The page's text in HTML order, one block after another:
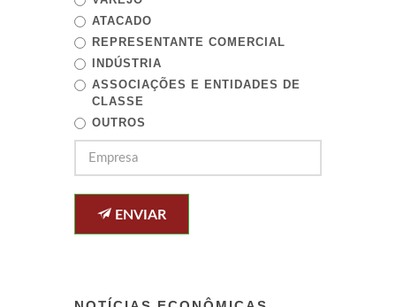
ATACADO
REPRESENTANTE COMERCIAL
INDÚSTRIA
ASSOCIAÇÕES E ENTIDADES DE
CLASSE
OUTROS
ENVIAR